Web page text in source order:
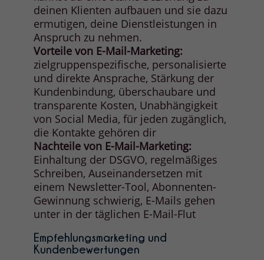
deinen Klienten aufbauen und sie dazu
ermutigen, deine Dienstleistungen in
Anspruch zu nehmen.
Vorteile von E-Mail-Marketing:
zielgruppenspezifische, personalisierte
und direkte Ansprache, Stärkung der
Kundenbindung, überschaubare und
transparente Kosten, Unabhängigkeit
von Social Media, für jeden zugänglich,
die Kontakte gehören dir
Nachteile von E-Mail-Marketing:
Einhaltung der DSGVO, regelmäßiges
Schreiben, Auseinandersetzen mit
einem Newsletter-Tool, Abonnenten-
Gewinnung schwierig, E-Mails gehen
unter in der täglichen E-Mail-Flut
Empfehlungsmarketing und
Kundenbewertungen